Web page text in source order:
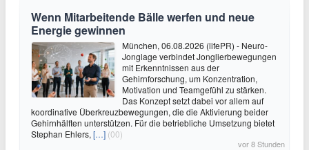
Wenn Mitarbeitende Bälle werfen und neue
Energie gewinnen
München, 06.08.2026 (lifePR) - Neuro-
Jonglage verbindet Jonglierbewegungen
mit Erkenntnissen aus der
Gehirnforschung, um Konzentration,
Motivation und Teamgefühl zu stärken.
Das Konzept setzt dabei vor allem auf
koordinative Überkreuzbewegungen, die die Aktivierung beider
Gehirnhälften unterstützen. Für die betriebliche Umsetzung bietet
Stephan Ehlers, […] (00)
vor 8 Stunden